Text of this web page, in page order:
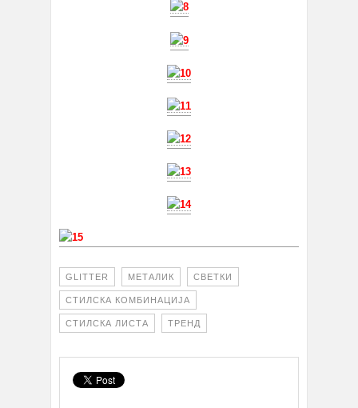
GLITTER МЕТАЛИК СВЕТКИ
СТИЛСКА КОМБИНАЦИЈА
СТИЛСКА ЛИСТА ТРЕНД